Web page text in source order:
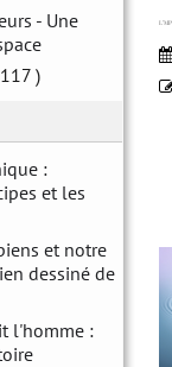
- Une
)
:
et les
et notre
dessiné de
l'homme :